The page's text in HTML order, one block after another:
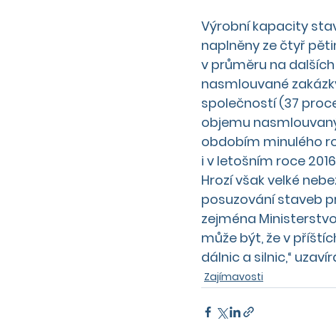
Výrobní kapacity
naplněny ze čtyř
v průměru na
nasmlouvané
společností (37
objemu
obdobím minulého
i v letošním roce
Hrozí však velké
posuzování staveb
zejména
může být, že v
dálnic a silnic,“
Zajímavosti